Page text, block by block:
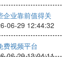
企业靠前值得关
06-29 12:44:32
费视频平台
06-29 13:04:11